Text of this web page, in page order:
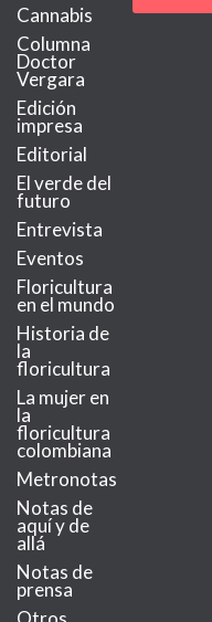
Cannabis
Columna
Doctor
Vergara
Edición
impresa
Editorial
El verde del
futuro
Entrevista
Eventos
Floricultura
en el mundo
Historia de
la
floricultura
La mujer en
la
floricultura
colombiana
Metronotas
Notas de
aquí y de
allá
Notas de
prensa